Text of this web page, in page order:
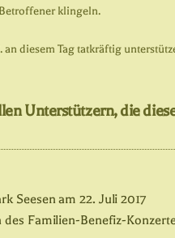
klingeln.
an diesem Tag tatkräftig
Unterstützern, die
Seesen am 22. Juli 2017
des Familien-Benefiz-